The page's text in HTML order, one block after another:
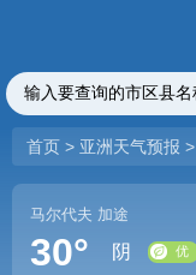
首页 > 亚洲天气预报 >
马尔代夫 加途
30° 阴